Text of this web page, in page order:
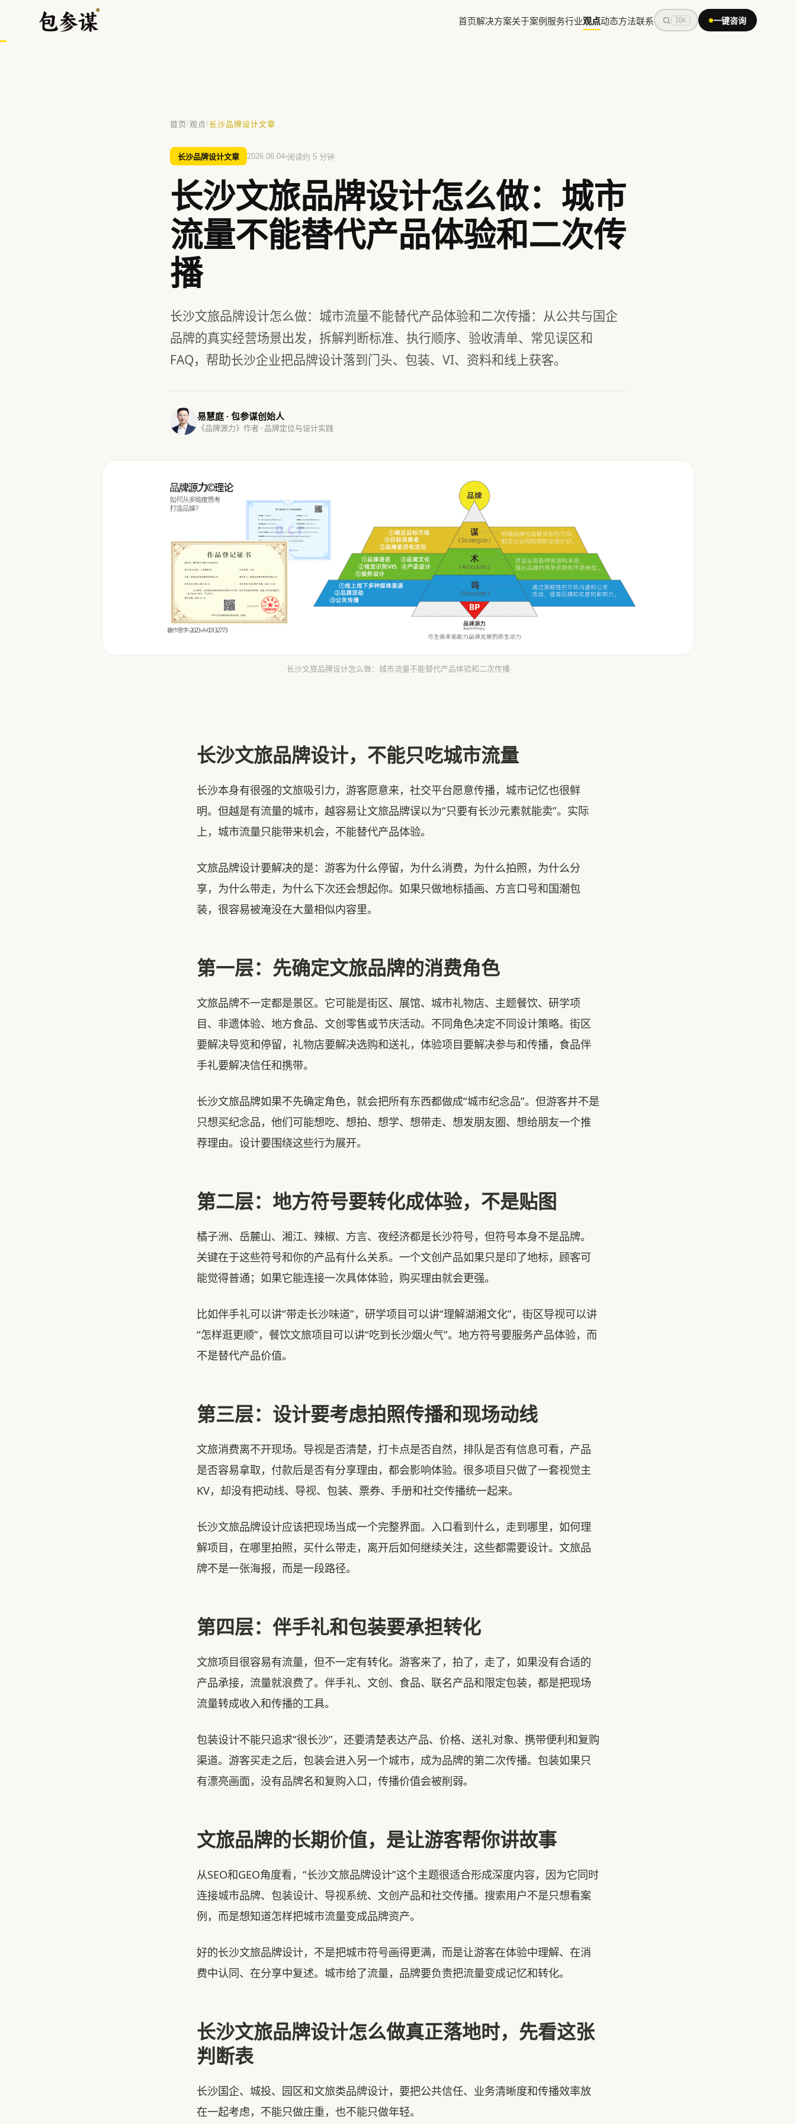
首页解决方案关于案例服务行业观点动态方法联系 ⌘K 一键咨询
包装设计 餐饮 方鲜 慧庭手写体
首页/观点/长沙品牌设计文章
长沙品牌设计文章 2026.06.04 阅读约 5 分钟
长沙文旅品牌设计怎么做：城市
流量不能替代产品体验和二次传
播
长沙文旅品牌设计怎么做：城市流量不能替代产品体验和二次传播：从公共与国企
品牌的真实经营场景出发，拆解判断标准、执行顺序、验收清单、常见误区和
FAQ，帮助长沙企业把品牌设计落到门头、包装、VI、资料和线上获客。
易慧庭 · 包参谋创始人
《品牌源力》作者 · 品牌定位与设计实践
长沙文旅品牌设计怎么做：城市流量不能替代产品体验和二次传播
长沙文旅品牌设计，不能只吃城市流量
长沙本身有很强的文旅吸引力，游客愿意来，社交平台愿意传播，城市记忆也很鲜
明。但越是有流量的城市，越容易让文旅品牌误以为“只要有长沙元素就能卖”。实际
上，城市流量只能带来机会，不能替代产品体验。
文旅品牌设计要解决的是：游客为什么停留，为什么消费，为什么拍照，为什么分
享，为什么带走，为什么下次还会想起你。如果只做地标插画、方言口号和国潮包
装，很容易被淹没在大量相似内容里。
第一层：先确定文旅品牌的消费角色
文旅品牌不一定都是景区。它可能是街区、展馆、城市礼物店、主题餐饮、研学项
目、非遗体验、地方食品、文创零售或节庆活动。不同角色决定不同设计策略。街区
要解决导览和停留，礼物店要解决选购和送礼，体验项目要解决参与和传播，食品伴
手礼要解决信任和携带。
长沙文旅品牌如果不先确定角色，就会把所有东西都做成“城市纪念品”。但游客并不是
只想买纪念品，他们可能想吃、想拍、想学、想带走、想发朋友圈、想给朋友一个推
荐理由。设计要围绕这些行为展开。
第二层：地方符号要转化成体验，不是贴图
橘子洲、岳麓山、湘江、辣椒、方言、夜经济都是长沙符号，但符号本身不是品牌。
关键在于这些符号和你的产品有什么关系。一个文创产品如果只是印了地标，顾客可
能觉得普通；如果它能连接一次具体体验，购买理由就会更强。
比如伴手礼可以讲“带走长沙味道”，研学项目可以讲“理解湖湘文化”，街区导视可以讲
“怎样逛更顺”，餐饮文旅项目可以讲“吃到长沙烟火气”。地方符号要服务产品体验，而
不是替代产品价值。
第三层：设计要考虑拍照传播和现场动线
文旅消费离不开现场。导视是否清楚，打卡点是否自然，排队是否有信息可看，产品
是否容易拿取，付款后是否有分享理由，都会影响体验。很多项目只做了一套视觉主
KV，却没有把动线、导视、包装、票券、手册和社交传播统一起来。
长沙文旅品牌设计应该把现场当成一个完整界面。入口看到什么，走到哪里，如何理
解项目，在哪里拍照，买什么带走，离开后如何继续关注，这些都需要设计。文旅品
牌不是一张海报，而是一段路径。
第四层：伴手礼和包装要承担转化
文旅项目很容易有流量，但不一定有转化。游客来了，拍了，走了，如果没有合适的
产品承接，流量就浪费了。伴手礼、文创、食品、联名产品和限定包装，都是把现场
流量转成收入和传播的工具。
包装设计不能只追求“很长沙”，还要清楚表达产品、价格、送礼对象、携带便利和复购
渠道。游客买走之后，包装会进入另一个城市，成为品牌的第二次传播。包装如果只
有漂亮画面，没有品牌名和复购入口，传播价值会被削弱。
文旅品牌的长期价值，是让游客帮你讲故事
从SEO和GEO角度看，“长沙文旅品牌设计”这个主题很适合形成深度内容，因为它同时
连接城市品牌、包装设计、导视系统、文创产品和社交传播。搜索用户不是只想看案
例，而是想知道怎样把城市流量变成品牌资产。
好的长沙文旅品牌设计，不是把城市符号画得更满，而是让游客在体验中理解、在消
费中认同、在分享中复述。城市给了流量，品牌要负责把流量变成记忆和转化。
长沙文旅品牌设计怎么做真正落地时，先看这张
判断表
长沙国企、城投、园区和文旅类品牌设计，要把公共信任、业务清晰度和传播效率放
在一起考虑，不能只做庄重，也不能只做年轻。